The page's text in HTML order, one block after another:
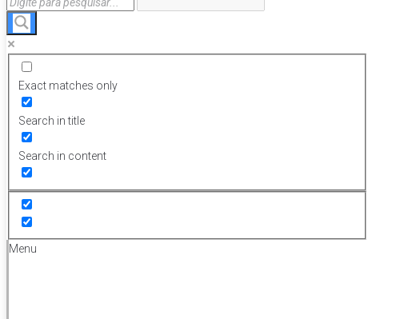
Exact matches only
Search in title
Search in content
Menu